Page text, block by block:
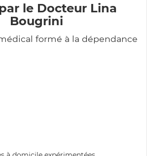
le Docteur Lina
Bougrini
formé à la dépendance